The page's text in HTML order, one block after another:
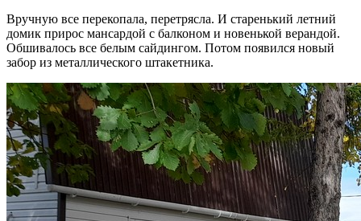
Вручную все перекопала, перетрясла. И старенький летний
домик прирос мансардой с балконом и новенькой верандой.
Обшивалось все белым сайдингом. Потом появился новый
забор из металлического штакетника.